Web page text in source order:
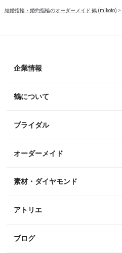
結婚指輪・婚約指輪のオーダーメイド 鶴 (mikoto) >
企業情報
鶴について
ブライダル
オーダーメイド
素材・ダイヤモンド
アトリエ
ブログ